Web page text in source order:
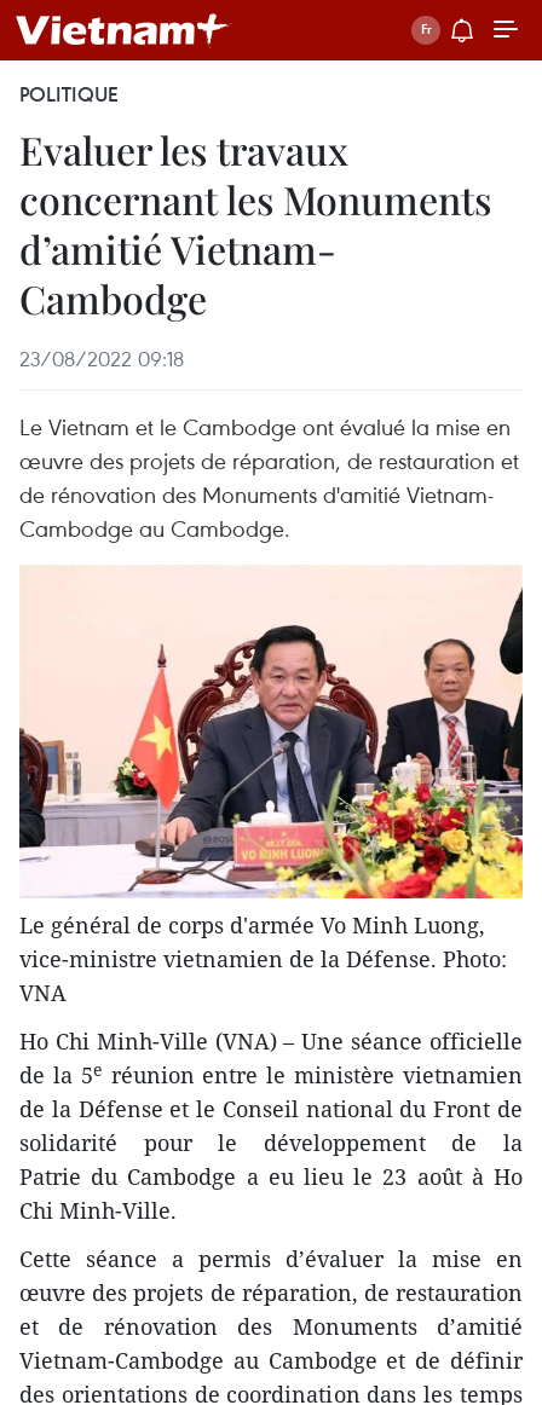
POLITIQUE
Evaluer les travaux
concernant les Monuments
d’amitié Vietnam-
Cambodge
23/08/2022 09:18
Le Vietnam et le Cambodge ont évalué la mise en
œuvre des projets de réparation, de restauration et
de rénovation des Monuments d'amitié Vietnam-
Cambodge au Cambodge.
Le général de corps d'armée Vo Minh Luong,
vice-ministre vietnamien de la Défense. Photo:
VNA
Ho Chi Minh-Ville (VNA) – Une séance officielle
de la 5e réunion entre le ministère vietnamien
de la Défense et le Conseil national du Front de
solidarité pour le développement de la
Patrie du Cambodge a eu lieu le 23 août à Ho
Chi Minh-Ville.
Cette séance a permis d’évaluer la mise en
œuvre des projets de réparation, de restauration
et de rénovation des Monuments d’amitié
Vietnam-Cambodge au Cambodge et de définir
des orientations de coordination dans les temps